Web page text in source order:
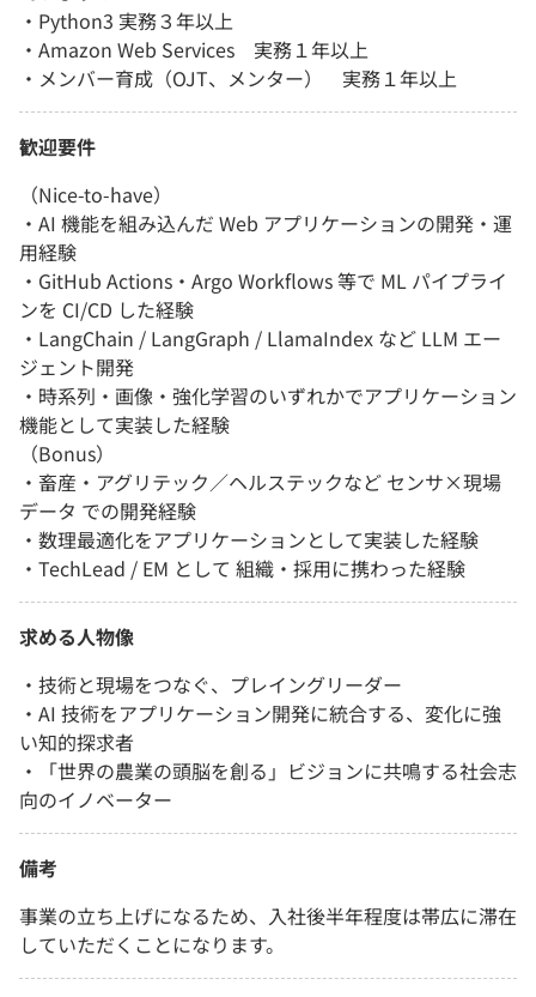
・Python3 実務３年以上
・Amazon Web Services 実務１年以上
・メンバー育成（OJT、メンター） 実務１年以上
歓迎要件
（Nice-to-have）
・AI 機能を組み込んだ Web アプリケーションの開発・運
用経験
・GitHub Actions・Argo Workflows 等で ML パイプライ
ンを CI/CD した経験
・LangChain / LangGraph / LlamaIndex など LLM エー
ジェント開発
・時系列・画像・強化学習のいずれかでアプリケーション
機能として実装した経験
（Bonus）
・畜産・アグリテック／ヘルステックなど センサ×現場
データ での開発経験
・数理最適化をアプリケーションとして実装した経験
・TechLead / EM として 組織・採用に携わった経験
求める人物像
・技術と現場をつなぐ、プレイングリーダー
・AI 技術をアプリケーション開発に統合する、変化に強
い知的探求者
・「世界の農業の頭脳を創る」ビジョンに共鳴する社会志
向のイノベーター
備考
事業の立ち上げになるため、入社後半年程度は帯広に滞在
していただくことになります。